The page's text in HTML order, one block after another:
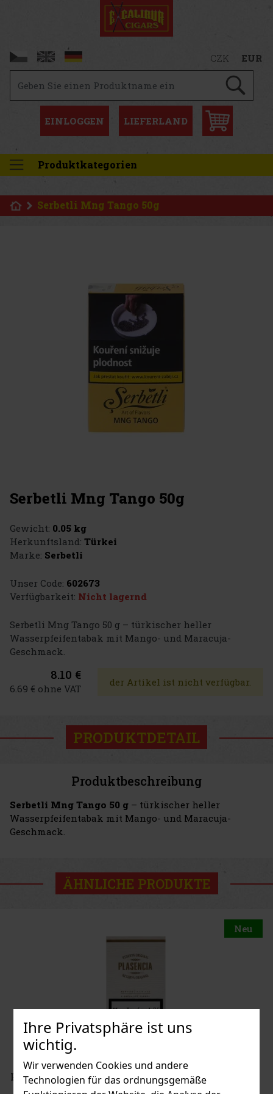
Ihre Privatsphäre ist uns
wichtig.
Wir verwenden Cookies und andere
Technologien für das ordnungsgemäße
CZK EUR
EINLOGGEN LIEFERLAND
Produktkategorien
Serbetli Mng Tango 50g
Serbetli Mng Tango 50g
Gewicht: 0.05 kg
Herkunftsland: Türkei
Marke: Serbetli
Unser Code: 602673
Verfügbarkeit: Nicht lagernd
Serbetli Mng Tango 50 g – türkischer heller
Wasserpfeifentabak mit Mango- und Maracuja-
Geschmack.
8.10 €
6.69 € ohne VAT
der Artikel ist nicht verfügbar.
PRODUKTDETAIL
Produktbeschreibung
Serbetli Mng Tango 50 g – türkischer heller
Wasserpfeifentabak mit Mango- und Maracuja-
Geschmack.
ÄHNLICHE PRODUKTE
Neu
Plasencia Reserva Original Robusto 2er